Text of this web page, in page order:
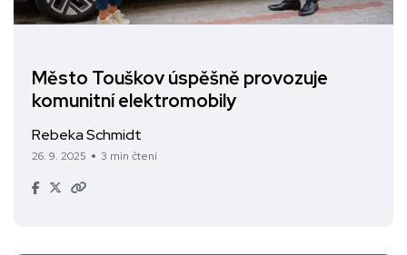
Město Touškov úspěšně provozuje
komunitní elektromobily
Rebeka Schmidt
26. 9. 2025 3 min čtení